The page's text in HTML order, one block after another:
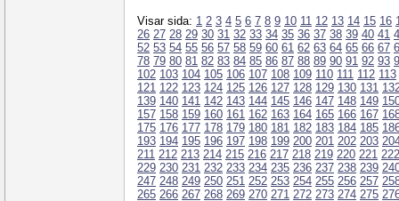
Visar sida: 1 2 3 4 5 6 7 8 9 10 11 12 13 14 15 16
26 27 28 29 30 31 32 33 34 35 36 37 38 39 40 41
52 53 54 55 56 57 58 59 60 61 62 63 64 65 66 67
78 79 80 81 82 83 84 85 86 87 88 89 90 91 92 93
102 103 104 105 106 107 108 109 110 111 112 113
121 122 123 124 125 126 127 128 129 130 131
139 140 141 142 143 144 145 146 147 148 149
157 158 159 160 161 162 163 164 165 166 167
175 176 177 178 179 180 181 182 183 184 185
193 194 195 196 197 198 199 200 201 202 203
211 212 213 214 215 216 217 218 219 220 221 222
229 230 231 232 233 234 235 236 237 238 239
247 248 249 250 251 252 253 254 255 256 257
265 266 267 268 269 270 271 272 273 274 275